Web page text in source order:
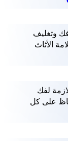
وتغليف
الأثاث
لفك
على كل